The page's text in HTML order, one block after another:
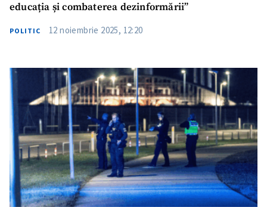
educația și combaterea dezinformării”
POLITIC 12 noiembrie 2025, 12:20